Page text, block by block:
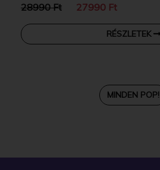
28990 Ft 27990 Ft
RÉSZLETEK
MINDEN POP!